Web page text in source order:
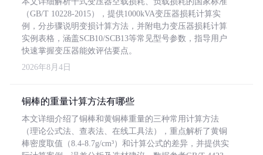
（GB/T 10228-2015），提供1000kVA变压器损耗计算实
例，分步骤说明变损计算方法，并附电力变压器损耗计算
实例表格，涵盖SCB10/SCB13等常见型号参数，指导用户
快速掌握变压器能效评估要点。
2026年8月4日
铜棒的重量计算方法有哪些
本文详细介绍了铜棒和黄铜棒重量的三种常用计算方法
（理论公式法、查表法、在线工具法），重点解析了黄铜
棒密度取值（8.4-8.7g/cm³）和计算公式的差异，并提供实